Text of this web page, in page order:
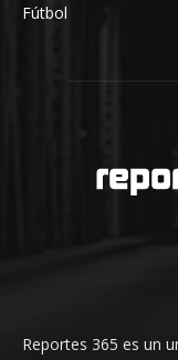
Fútbol
Reportes 365 es un